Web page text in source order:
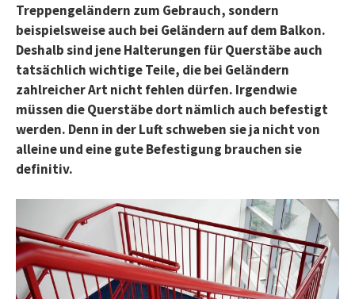
Treppengeländern zum Gebrauch, sondern
beispielsweise auch bei Geländern auf dem Balkon.
Deshalb sind jene Halterungen für Querstäbe auch
tatsächlich wichtige Teile, die bei Geländern
zahlreicher Art nicht fehlen dürfen. Irgendwie
müssen die Querstäbe dort nämlich auch befestigt
werden. Denn in der Luft schweben sie ja nicht von
alleine und eine gute Befestigung brauchen sie
definitiv.